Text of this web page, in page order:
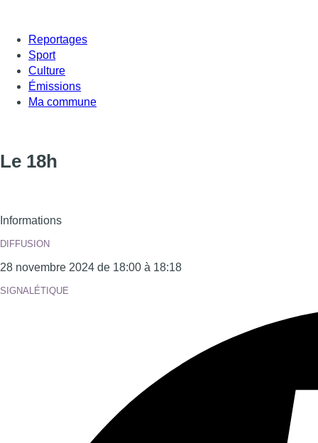
Reportages
Sport
Culture
Émissions
Ma commune
Le 18h
Informations
DIFFUSION
28 novembre 2024 de 18:00 à 18:18
SIGNALÉTIQUE